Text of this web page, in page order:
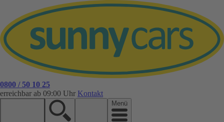
0800 / 50 10 25
erreichbar ab 09:00 Uhr Kontakt
Menü